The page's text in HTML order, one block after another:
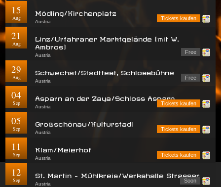
15
Aug
Mödling/Kirchenplatz
Austria
Tickets kaufen
21
Aug
Linz/Urfahraner Marktgelände (mit W.
Ambros)
Austria
Free
29
Aug
Schwechat/Stadtfest, Schlossbühne
Austria
Free
04
Sep
Asparn an der Zaya/Schloss Asparn
Austria
Tickets kaufen
05
Sep
Großschönau/Kulturstadl
Austria
Tickets kaufen
11
Sep
Klam/Meierhof
Austria
Tickets kaufen
12
Sep
St. Martin - Mühlkreis/Werkshalle Strasser
Austria
Soon